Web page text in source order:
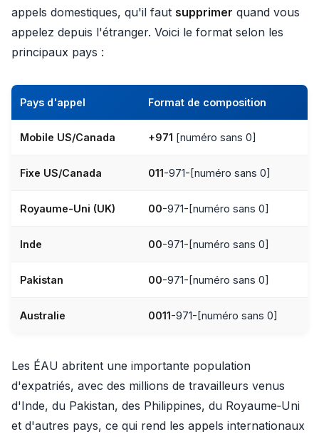
appels domestiques, qu'il faut supprimer quand vous
appelez depuis l'étranger. Voici le format selon les
principaux pays :
Pays d'appel Format de composition
Mobile US/Canada +971 [numéro sans 0]
Fixe US/Canada 011-971-[numéro sans 0]
Royaume-Uni (UK) 00-971-[numéro sans 0]
Inde 00-971-[numéro sans 0]
Pakistan 00-971-[numéro sans 0]
Australie 0011-971-[numéro sans 0]
Les ÉAU abritent une importante population
d'expatriés, avec des millions de travailleurs venus
d'Inde, du Pakistan, des Philippines, du Royaume‑Uni
et d'autres pays, ce qui rend les appels internationaux